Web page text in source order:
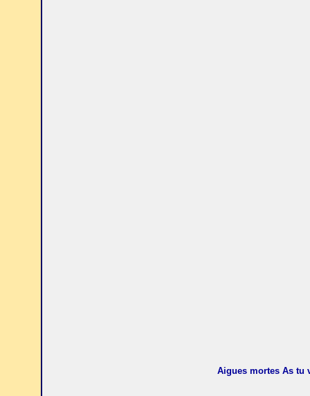
Aigues mortes As tu